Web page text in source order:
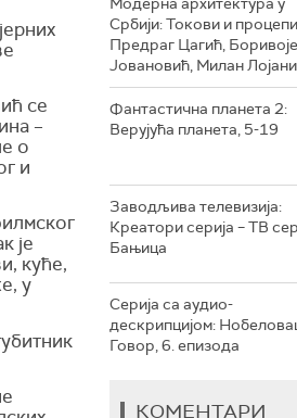
се
–
о
и
је
куће,
у
Србији: Токови и
Предраг Цагић, Боривоје
Јовановић, Милан
Фантастична планета 2:
Верујућа планета, 5-19
Заводљива телевизија:
Креатори серија – ТВ
Бањица
Серија са аудио-
дескрипцијом:
Говор, 6. епизода
КОМЕНТАРИ